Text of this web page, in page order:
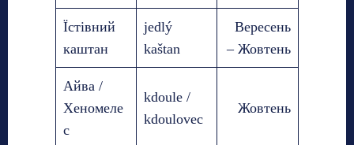
Їстівний
каштан
jedlý
kaštan
Вересень
– Жовтень
Айва /
Хеномеле
с
kdoule /
kdoulovec
Жовтень